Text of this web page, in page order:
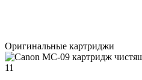
Оригинальные картриджи
11